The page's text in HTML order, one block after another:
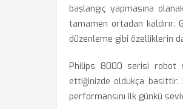
başlangıç yapmasına
tamamen ortadan kaldırır.
düzenleme gibi özelliklerin
Philips 8000 serisi robot
ettiğinizde oldukça basittir.
performansını ilk günkü